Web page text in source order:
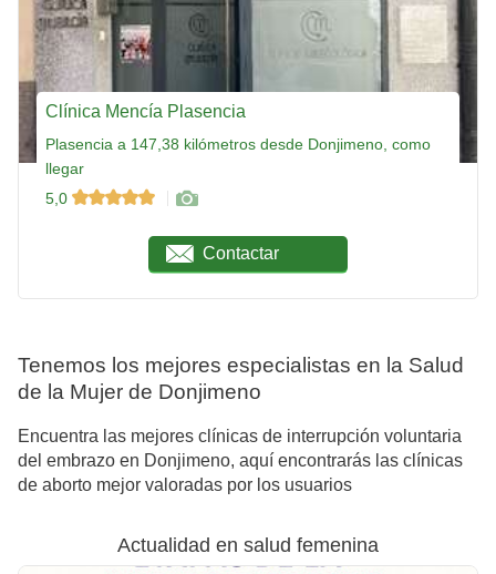
Clínica Mencía Plasencia
Plasencia a 147,38 kilómetros desde Donjimeno, como
llegar
5,0
Contactar
Tenemos los mejores especialistas en la Salud
de la Mujer de Donjimeno
Encuentra las mejores clínicas de interrupción voluntaria
del embrazo en Donjimeno, aquí encontrarás las clínicas
de aborto mejor valoradas por los usuarios
Actualidad en salud femenina